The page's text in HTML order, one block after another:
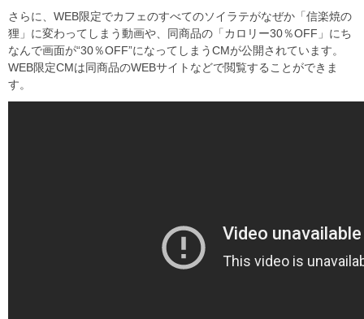
さらに、WEB限定でカフェのすべてのソイラテがなぜか「信楽焼の
狸」に変わってしまう動画や、同商品の「カロリー30％OFF」にち
なんで画面が“30％OFF”になってしまうCMが公開されています。
WEB限定CMは同商品のWEBサイトなどで閲覧することができま
す。